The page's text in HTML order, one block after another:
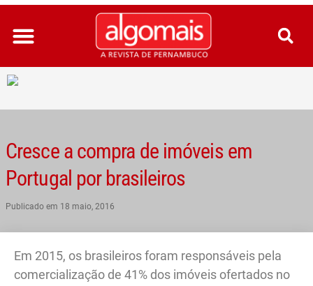
Ir
para
conteúdo
Cresce a compra de imóveis em
Portugal por brasileiros
Publicado em 18 maio, 2016
Em 2015, os brasileiros foram responsáveis pela
comercialização de 41% dos imóveis ofertados no